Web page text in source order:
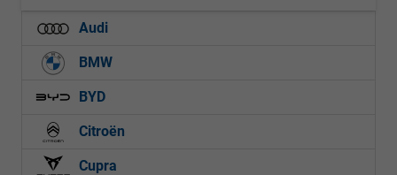
Audi
BMW
BYD
Citroën
Cupra